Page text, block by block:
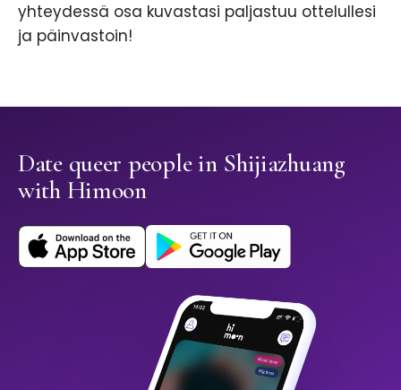
yhteydessä osa kuvastasi paljastuu ottelullesi
ja päinvastoin!
Date queer people in Shijiazhuang
with Himoon